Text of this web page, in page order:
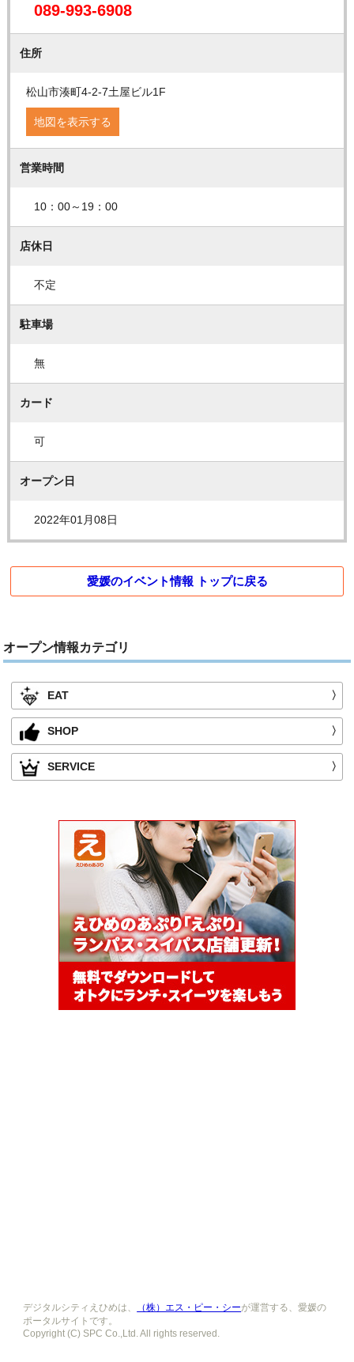
089-993-6908
住所
松山市湊町4-2-7土屋ビル1F
地図を表示する
営業時間
10：00～19：00
店休日
不定
駐車場
無
カード
可
オープン日
2022年01月08日
愛媛のイベント情報 トップに戻る
オープン情報カテゴリ
EAT 〉
SHOP 〉
SERVICE 〉
デジタルシティえひめは、 （株）エス・ピー・シーが運営する、愛媛の
ポータルサイトです。
Copyright (C) SPC Co.,Ltd. All rights reserved.